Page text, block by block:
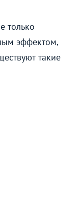
только
эффектом,
такие